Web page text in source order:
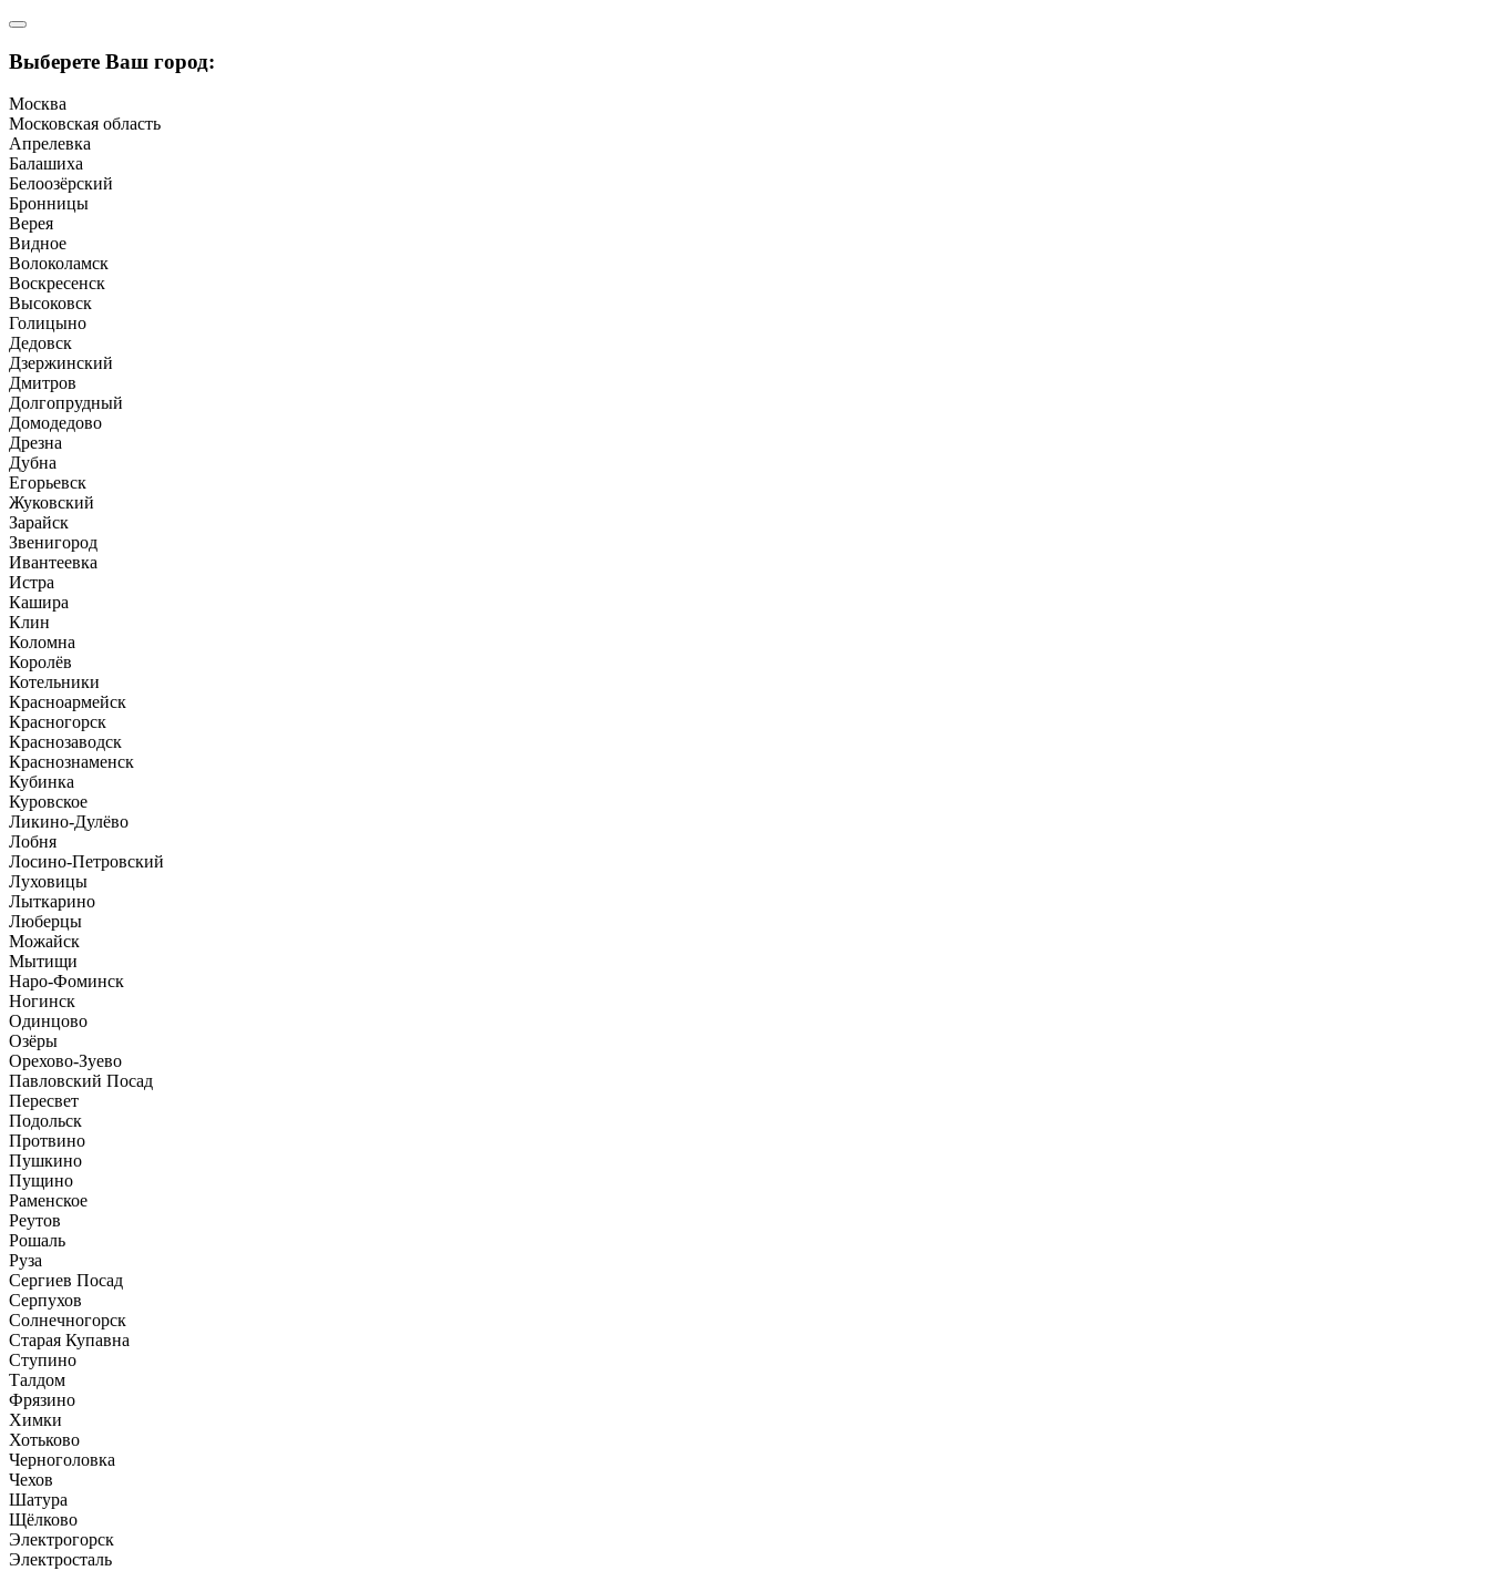
Выберете Ваш город:
Москва
Московская область
Апрелевка
Балашиха
Белоозёрский
Бронницы
Верея
Видное
Волоколамск
Воскресенск
Высоковск
Голицыно
Дедовск
Дзержинский
Дмитров
Долгопрудный
Домодедово
Дрезна
Дубна
Егорьевск
Жуковский
Зарайск
Звенигород
Ивантеевка
Истра
Кашира
Клин
Коломна
Королёв
Котельники
Красноармейск
Красногорск
Краснозаводск
Краснознаменск
Кубинка
Куровское
Ликино-Дулёво
Лобня
Лосино-Петровский
Луховицы
Лыткарино
Люберцы
Можайск
Мытищи
Наро-Фоминск
Ногинск
Одинцово
Озёры
Орехово-Зуево
Павловский Посад
Пересвет
Подольск
Протвино
Пушкино
Пущино
Раменское
Реутов
Рошаль
Руза
Сергиев Посад
Серпухов
Солнечногорск
Старая Купавна
Ступино
Талдом
Фрязино
Химки
Хотьково
Черноголовка
Чехов
Шатура
Щёлково
Электрогорск
Электросталь